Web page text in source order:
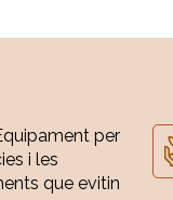
per
i les
que evitin